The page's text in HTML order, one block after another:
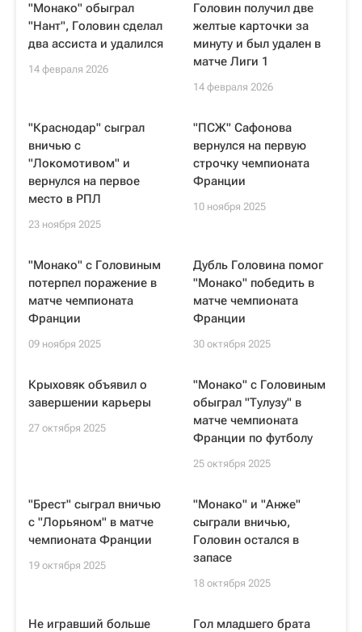
"Монако" обыграл
"Нант", Головин сделал
два ассиста и удалился
14 февраля 2026
Головин получил две
желтые карточки за
минуту и был удален в
матче Лиги 1
14 февраля 2026
"Краснодар" сыграл
вничью с
"Локомотивом" и
вернулся на первое
место в РПЛ
23 ноября 2025
"ПСЖ" Сафонова
вернулся на первую
строчку чемпионата
Франции
10 ноября 2025
"Монако" с Головиным
потерпел поражение в
матче чемпионата
Франции
09 ноября 2025
Дубль Головина помог
"Монако" победить в
матче чемпионата
Франции
30 октября 2025
Крыховяк объявил о
завершении карьеры
27 октября 2025
"Монако" с Головиным
обыграл "Тулузу" в
матче чемпионата
Франции по футболу
25 октября 2025
"Брест" сыграл вничью
с "Лорьяном" в матче
чемпионата Франции
19 октября 2025
"Монако" и "Анже"
сыграли вничью,
Головин остался в
запасе
18 октября 2025
Не игравший больше
Гол младшего брата